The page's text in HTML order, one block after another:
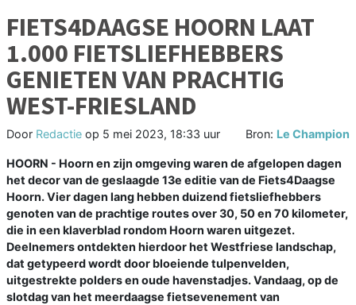
FIETS4DAAGSE HOORN LAAT
1.000 FIETSLIEFHEBBERS
GENIETEN VAN PRACHTIG
WEST-FRIESLAND
Door Redactie op 5 mei 2023, 18:33 uur Bron: Le Champion
HOORN - Hoorn en zijn omgeving waren de afgelopen dagen
het decor van de geslaagde 13e editie van de Fiets4Daagse
Hoorn. Vier dagen lang hebben duizend fietsliefhebbers
genoten van de prachtige routes over 30, 50 en 70 kilometer,
die in een klaverblad rondom Hoorn waren uitgezet.
Deelnemers ontdekten hierdoor het Westfriese landschap,
dat getypeerd wordt door bloeiende tulpenvelden,
uitgestrekte polders en oude havenstadjes. Vandaag, op de
slotdag van het meerdaagse fietsevenement van